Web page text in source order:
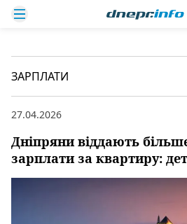
ЗАРПЛАТИ
Дніпряни віддають
зарплати за квартиру:
27.04.2026